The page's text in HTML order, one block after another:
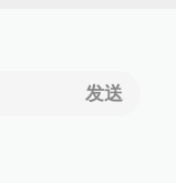
发送